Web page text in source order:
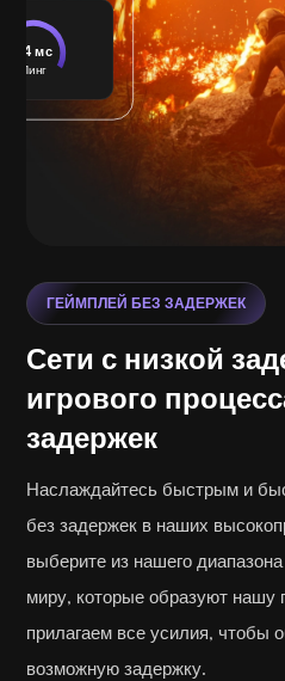
24 мс
Пинг
ГЕЙМПЛЕЙ БЕЗ ЗАДЕРЖЕК
Сети с низкой
игрового
задержек
Наслаждайтесь быстрым и
без задержек в наших
выберите из нашего
миру, которые образуют нашу
прилагаем все усилия, чтобы
возможную задержку.